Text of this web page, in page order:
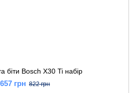
біти Bosch X30 Ti набір
657 грн 822 грн